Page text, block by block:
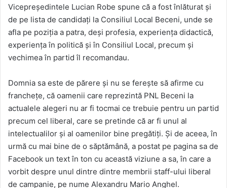
Vicepreședintele Lucian Robe spune că a fost înlăturat și
de pe lista de candidați la Consiliul Local Beceni, unde se
afla pe poziția a patra, deși profesia, experiența didactică,
experiența în politică și în Consiliul Local, precum și
vechimea în partid îl recomandau.
Domnia sa este de părere și nu se ferește să afirme cu
franchețe, că oamenii care reprezintă PNL Beceni la
actualele alegeri nu ar fi tocmai ce trebuie pentru un partid
precum cel liberal, care se pretinde că ar fi unul al
intelectualilor și al oamenilor bine pregătiți. Și de aceea, în
urmă cu mai bine de o săptămână, a postat pe pagina sa de
Facebook un text în ton cu această viziune a sa, în care a
vorbit despre unul dintre dintre membrii staff-ului liberal
de campanie, pe nume Alexandru Mario Anghel.